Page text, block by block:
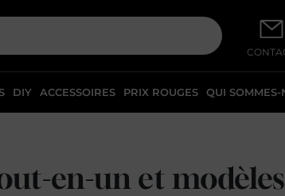
DIY ACCESSOIRES PRIX ROUGES QUI SOMMES-
en-un et